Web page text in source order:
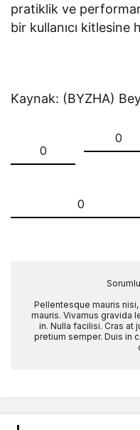
pratiklik ve
bir kullanıcı kitlesine
Kaynak: (BYZHA)
0
0
0
Pellentesque mauris
mauris. Vivamus gravida
in. Nulla facilisi. Cras at
pretium semper. Duis in